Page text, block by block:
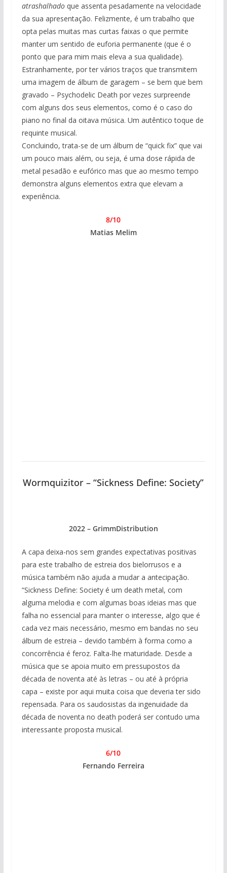
atrashalhadoque assenta pesadamente na velocidade
da sua apresentação. Felizmente, é um trabalho que
opta pelas muitas mas curtas faixas o que permite
manter um sentido de euforia permanente (que é o
ponto que para mim mais eleva a sua qualidade).
Estranhamente, por ter vários traços que transmitem
uma imagem de álbum de garagem – se bem que bem
gravado – Psychodelic Death por vezes surpreende
com alguns dos seus elementos, como é o caso do
piano no final da oitava música. Um autêntico toque de
requinte musical.
Concluindo, trata-se de um álbum de “quick fix” que vai
um pouco mais além, ou seja, é uma dose rápida de
metal pesadão e eufórico mas que ao mesmo tempo
demonstra alguns elementos extra que elevam a
experiência.
8/10
Matias Melim
Wormquizitor – “Sickness Define: Society”
2022 – GrimmDistribution
A capa deixa-nos sem grandes expectativas positivas
para este trabalho de estreia dos bielorrusos e a
música também não ajuda a mudar a antecipação.
“Sickness Define: Society é um death metal, com
alguma melodia e com algumas boas ideias mas que
falha no essencial para manter o interesse, algo que é
cada vez mais necessário, mesmo em bandas no seu
álbum de estreia – devido também à forma como a
concorrência é feroz. Falta-lhe maturidade. Desde a
música que se apoia muito em pressupostos da
década de noventa até às letras – ou até à própria
capa – existe por aqui muita coisa que deveria ter sido
repensada. Para os saudosistas da ingenuidade da
década de noventa no death poderá ser contudo uma
interessante proposta musical.
6/10
Fernando Ferreira